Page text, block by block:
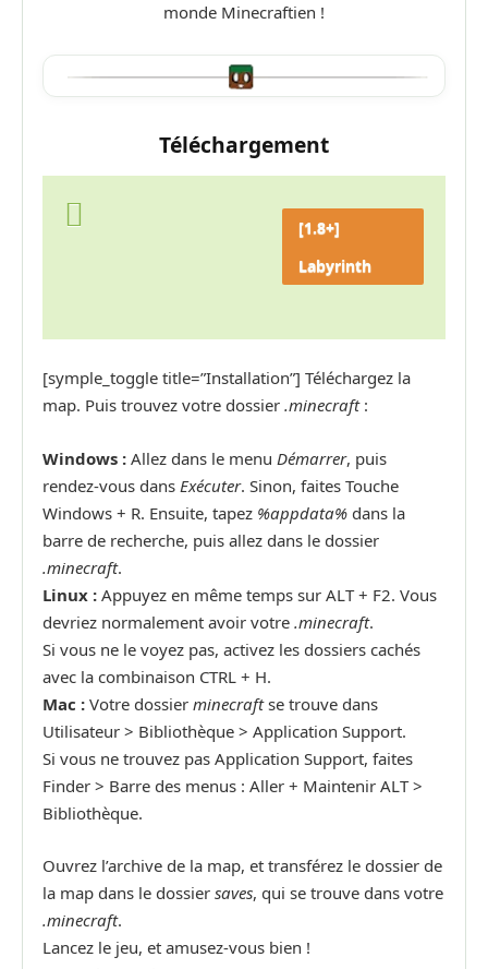
monde Minecraftien !
Téléchargement
[1.8+]
Labyrinth
[symple_toggle title=”Installation”] Téléchargez la
map. Puis trouvez votre dossier .minecraft:
Windows : Allez dans le menu Démarrer, puis
rendez-vous dans Exécuter. Sinon, faites Touche
Windows + R. Ensuite, tapez %appdata% dans la
barre de recherche, puis allez dans le dossier
.minecraft.
Linux : Appuyez en même temps sur ALT + F2. Vous
devriez normalement avoir votre .minecraft.
Si vous ne le voyez pas, activez les dossiers cachés
avec la combinaison CTRL + H.
Mac : Votre dossier minecraftse trouve dans
Utilisateur > Bibliothèque > Application Support.
Si vous ne trouvez pas Application Support, faites
Finder > Barre des menus : Aller + Maintenir ALT >
Bibliothèque.
Ouvrez l’archive de la map, et transférez le dossier de
la map dans le dossier saves, qui se trouve dans votre
.minecraft.
Lancez le jeu, et amusez-vous bien !